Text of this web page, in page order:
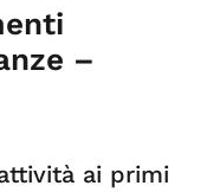
–
ai primi